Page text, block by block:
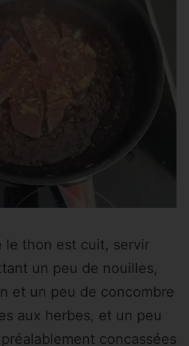
le thon est cuit, servir
un peu de nouilles,
et un peu de concombre
aux herbes, et un peu
concassées